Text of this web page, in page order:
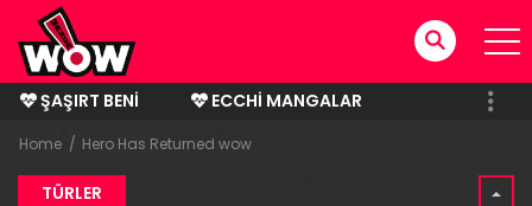
ŞAŞIRT BENI
ECCHI MANGALAR
BITMIŞ MANGALAR
Home Hero Has Returned wow
TÜRLER